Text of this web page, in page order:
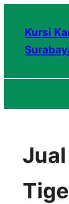
konten
Kursi